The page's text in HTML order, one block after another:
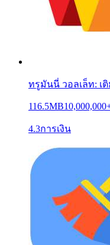
ทรูมันนี่ วอลเล็ท: เ
116.5MB
4.3การเงิน